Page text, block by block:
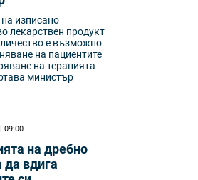
изписано
лекарствен продукт
е възможно
на пациентите
на терапията
министър
09:00
на дребно
да вдига